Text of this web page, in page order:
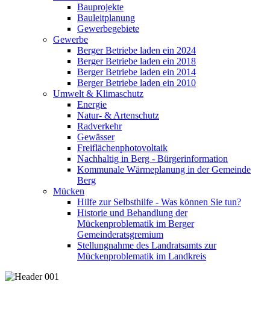
Bauprojekte
Bauleitplanung
Gewerbegebiete
Gewerbe
Berger Betriebe laden ein 2024
Berger Betriebe laden ein 2018
Berger Betriebe laden ein 2014
Berger Betriebe laden ein 2010
Umwelt & Klimaschutz
Energie
Natur- & Artenschutz
Radverkehr
Gewässer
Freiflächenphotovoltaik
Nachhaltig in Berg - Bürgerinformation
Kommunale Wärmeplanung in der Gemeinde
Berg
Mücken
Hilfe zur Selbsthilfe - Was können Sie tun?
Historie und Behandlung der
Mückenproblematik im Berger
Gemeinderatsgremium
Stellungnahme des Landratsamts zur
Mückenproblematik im Landkreis